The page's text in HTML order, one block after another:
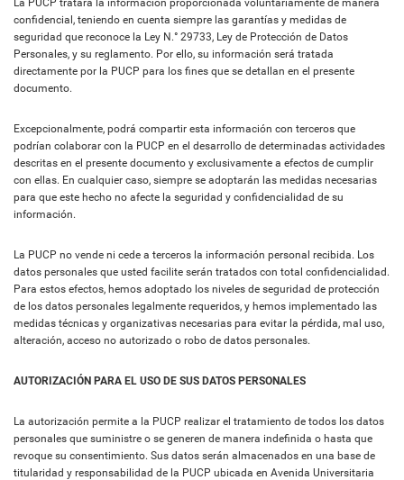
La PUCP tratará la información proporcionada voluntariamente de manera
confidencial, teniendo en cuenta siempre las garantías y medidas de
seguridad que reconoce la Ley N.° 29733, Ley de Protección de Datos
Personales, y su reglamento. Por ello, su información será tratada
directamente por la PUCP para los fines que se detallan en el presente
documento.
Excepcionalmente, podrá compartir esta información con terceros que
podrían colaborar con la PUCP en el desarrollo de determinadas actividades
descritas en el presente documento y exclusivamente a efectos de cumplir
con ellas. En cualquier caso, siempre se adoptarán las medidas necesarias
para que este hecho no afecte la seguridad y confidencialidad de su
información.
La PUCP no vende ni cede a terceros la información personal recibida. Los
datos personales que usted facilite serán tratados con total confidencialidad.
Para estos efectos, hemos adoptado los niveles de seguridad de protección
de los datos personales legalmente requeridos, y hemos implementado las
medidas técnicas y organizativas necesarias para evitar la pérdida, mal uso,
alteración, acceso no autorizado o robo de datos personales.
AUTORIZACIÓN PARA EL USO DE SUS DATOS PERSONALES
La autorización permite a la PUCP realizar el tratamiento de todos los datos
personales que suministre o se generen de manera indefinida o hasta que
revoque su consentimiento. Sus datos serán almacenados en una base de
titularidad y responsabilidad de la PUCP ubicada en Avenida Universitaria